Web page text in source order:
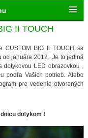
II TOUCH
CUSTOM BIG II TOUCH sa
od januára 2012 . Je to jediná
dotykovou LED obrazovkou ,
podľa Vašich potrieb. Alebo
pre vedenie otvorených
dotykom !